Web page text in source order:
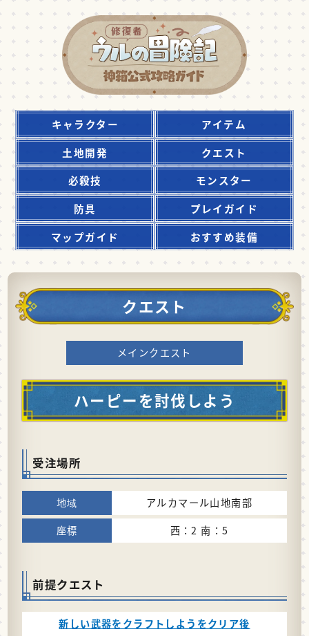
キャラクター
アイテム
土地開発
クエスト
必殺技
モンスター
防具
プレイガイド
マップガイド
おすすめ装備
クエスト
メインクエスト
ハーピーを討伐しよう
受注場所
アルカマール山地南部
西：2 南：5
前提クエスト
新しい武器をクラフトしようをクリア後